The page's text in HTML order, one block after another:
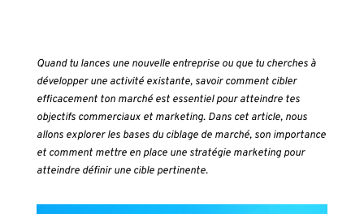
Quand tu lances une nouvelle entreprise ou que tu cherches à
développer une activité existante, savoir comment cibler
efficacement ton marché est essentiel pour atteindre tes
objectifs commerciaux et marketing. Dans cet article, nous
allons explorer les bases du ciblage de marché, son importance
et comment mettre en place une stratégie marketing pour
atteindre définir une cible pertinente.